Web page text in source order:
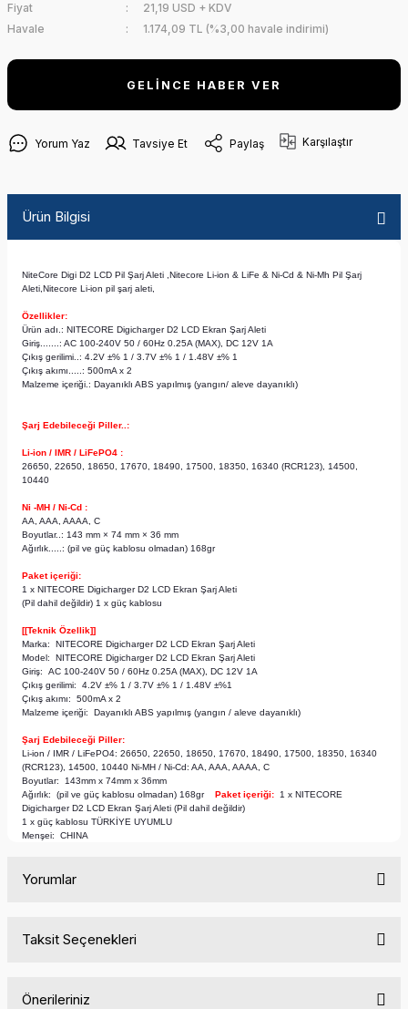
Fiyat
21,19 USD + KDV
Havale
1.174,09 TL (%3,00 havale indirimi)
GELİNCE HABER VER
Yorum Yaz Tavsiye Et Paylaş Karşılaştır
Ürün Bilgisi
NiteCore Digi D2 LCD Pil Şarj Aleti ,Nitecore Li-ion & LiFe & Ni-Cd & Ni-Mh Pil Şarj
Aleti,Nitecore Li-ion pil şarj aleti,
Özellikler:
Ürün adı.: NITECORE Digicharger D2 LCD Ekran Şarj Aleti
Giriş.......: AC 100-240V 50 / 60Hz 0.25A (MAX), DC 12V 1A
Çıkış gerilimi..: 4.2V ±% 1 / 3.7V ±% 1 / 1.48V ±% 1
Çıkış akımı.....: 500mA x 2
Malzeme içeriği.: Dayanıklı ABS yapılmış (yangın/ aleve dayanıklı)
Şarj Edebileceği Piller..:
Li-ion / IMR / LiFePO4 :
26650, 22650, 18650, 17670, 18490, 17500, 18350, 16340 (RCR123), 14500,
10440
Ni -MH / Ni-Cd :
AA, AAA, AAAA, C
Boyutlar..: 143 mm × 74 mm × 36 mm
Ağırlık.....: (pil ve güç kablosu olmadan) 168gr
Paket içeriği:
1 x NITECORE Digicharger D2 LCD Ekran Şarj Aleti
(Pil dahil değildir) 1 x güç kablosu
[[Teknik Özellik]]
Marka: NITECORE Digicharger D2 LCD Ekran Şarj Aleti
Model: NITECORE Digicharger D2 LCD Ekran Şarj Aleti
Giriş: AC 100-240V 50 / 60Hz 0.25A (MAX), DC 12V 1A
Çıkış gerilimi: 4.2V ±% 1 / 3.7V ±% 1 / 1.48V ±%1
Çıkış akımı: 500mA x 2
Malzeme içeriği: Dayanıklı ABS yapılmış (yangın / aleve dayanıklı)
Şarj Edebileceği Piller:
Li-ion / IMR / LiFePO4: 26650, 22650, 18650, 17670, 18490, 17500, 18350, 16340
(RCR123), 14500, 10440 Ni-MH / Ni-Cd: AA, AAA, AAAA, C
Boyutlar: 143mm x 74mm x 36mm
Ağırlık: (pil ve güç kablosu olmadan) 168gr
Paket içeriği: 1 x NITECORE
Digicharger D2 LCD Ekran Şarj Aleti (Pil dahil değildir)
1 x güç kablosu TÜRKİYE UYUMLU
Menşei: CHINA
Yorumlar
Taksit Seçenekleri
Önerileriniz